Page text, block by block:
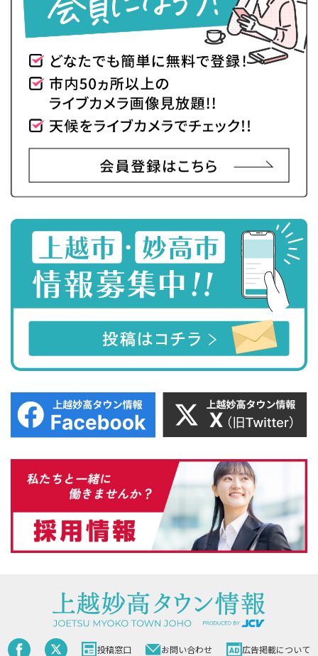
投稿窓口 お問い合わせ 広告掲載について